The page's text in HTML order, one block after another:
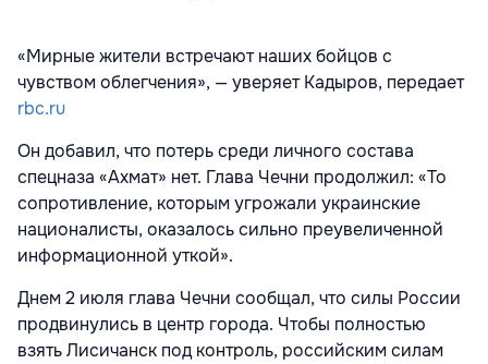
«Мирные жители встречают наших бойцов с
чувством облегчения», — уверяет Кадыров, передает
rbc.ru
Он добавил, что потерь среди личного состава
спецназа «Ахмат» нет. Глава Чечни продолжил: «То
сопротивление, которым угрожали украинские
националисты, оказалось сильно преувеличенной
информационной уткой».
Днем 2 июля глава Чечни сообщал, что силы России
продвинулись в центр города. Чтобы полностью
взять Лисичанск под контроль, российским силам